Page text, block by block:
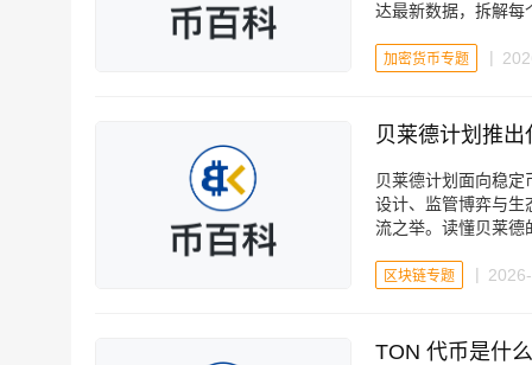
达最新数据，拆解每
加密货币专题
贝莱德计划推
贝莱德计划面向稳
设计、监管博弈与生
流之举。读懂贝莱德
区块链专题
TON 代币是什